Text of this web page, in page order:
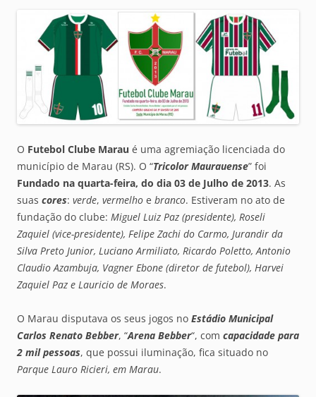
O Futebol Clube Marau é uma agremiação licenciada do
município de Marau (RS). O “Tricolor Maurauense” foi
Fundado na quarta-feira, do dia 03 de Julho de 2013. As
suas cores: verde, vermelho e branco. Estiveram no ato de
fundação do clube: Miguel Luiz Paz (presidente), Roseli
Zaquiel (vice-presidente), Felipe Zachi do Carmo, Jurandir da
Silva Preto Junior, Luciano Armiliato, Ricardo Poletto, Antonio
Claudio Azambuja, Vagner Ebone (diretor de futebol), Harvei
Zaquiel Paz e Lauricio de Moraes.
O Marau disputava os seus jogos no Estádio Municipal
Carlos Renato Bebber, “Arena Bebber“, com capacidade para
2 mil pessoas, que possui iluminação, fica situado no
Parque Lauro Ricieri, em Marau.